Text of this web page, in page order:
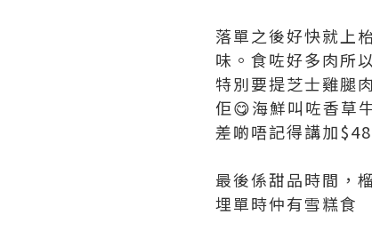
落單之後好快就上
味。食咗好多肉所
特別要提芝士雞腿
佢😋海鮮叫咗香草
差啲唔記得講加
最後係甜品時間，
埋單時仲有雪糕食